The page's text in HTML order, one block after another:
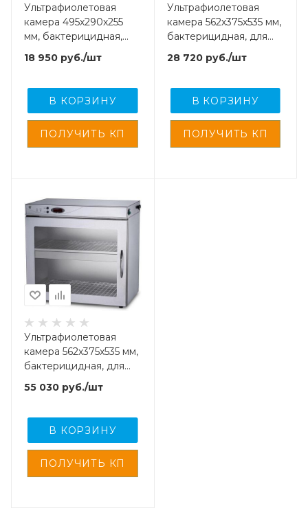
Ультрафиолетовая
камера 495х290х255
мм, бактерицидная,
для хранения
стерил.,инструментов,
18 950 руб./шт
В КОРЗИНУ
Ультрафиолетовая
камера 562х375х535 мм,
бактерицидная, для
хранения стерил.,
инструментов, с рег.
28 720руб./шт
В КОРЗИНУ
Ультрафиолетовая
камера 562х375х535 мм,
бактерицидная, для
стерил.,инструментов,
с рег. удост-ем.,
55 030 руб./шт
В КОРЗИНУ